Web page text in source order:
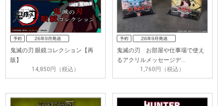
鬼滅の刃 眼鏡コレクション【再
販】
14,850円（税込）
鬼滅の刃 お部屋や仕事場で使え
るアクリルメッセージデ…
1,760円（税込）